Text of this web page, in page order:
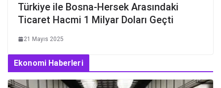
Türkiye ile Bosna-Hersek Arasındaki
Ticaret Hacmi 1 Milyar Doları Geçti
21 Mayıs 2025
Ekonomi Haberleri